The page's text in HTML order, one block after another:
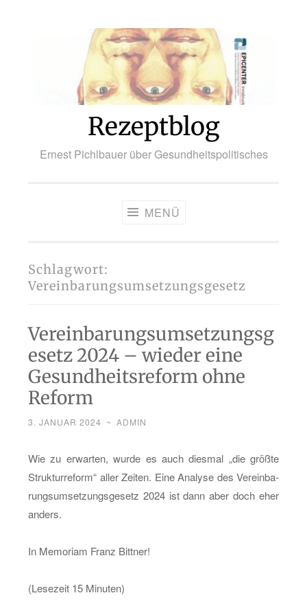
Rezeptblog
Ernest Pichlbauer über Gesundheitspolitisches
MENÜ
Schlagwort:
Vereinbarungsumsetzungsgesetz
Vereinbarungsumsetzungsg
esetz 2024 – wieder eine
Gesundheitsreform ohne
Reform
3. JANUAR 2024 ~ ADMIN
Wie zu er­war­ten, wurde es auch dies­mal „die größ­te
Struk­tur­re­form“ aller Zei­ten. Eine Ana­ly­se des Ver­ein­ba­
rungs­um­set­zungs­ge­setz 2024 ist dann aber doch eher
an­ders.
In Me­mo­ri­am Franz Bitt­ner!
(Le­se­zeit 15 Mi­nu­ten)